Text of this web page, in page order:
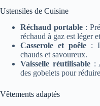
Ustensiles de Cuisine
Réchaud portable :
réchaud à gaz est léger
Casserole et poêle :
chauds et savoureux.
Vaisselle réutilisable:
des gobelets pour
Vêtements adaptés